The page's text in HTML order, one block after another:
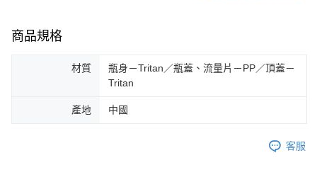
商品規格
材質
瓶身－Tritan／瓶蓋、流量片－PP／頂蓋－
Tritan
產地 中國
客服